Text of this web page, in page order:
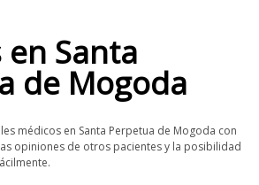
en Santa
de Mogoda
médicos en Santa Perpetua de Mogoda con
opiniones de otros pacientes y la posibilidad